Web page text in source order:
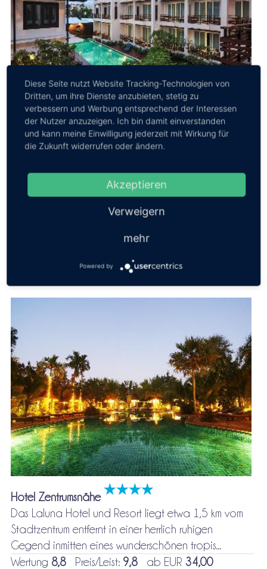
Hotel Zentrum
Eine tolle Lage hat das 2-stöckige Le Patta Hotel ,
förmige Haus ist um einen kleineren aber fe...
Wertung
8,2
Hotel Zentrumsnähe
Das Laluna Hotel und Resort liegt etwa 1,5 km vom
Stadtzentrum entfernt in einer herrlich ruhigen
Gegend inmitten eines wunderschönen tropis...
Wertung 8,8Preis/Leist: 9,8ab EUR 34,00
Diese Seite nutzt Website Tracking-Technologien von
Dritten, um ihre Dienste anzubieten, stetig zu
verbessern und Werbung entsprechend der Interessen
der Nutzer anzuzeigen. Ich bin damit einverstanden
und kann meine Einwilligung jederzeit mit Wirkung für
die Zukunft widerrufen oder ändern.
Akzeptieren
Verweigern
mehr
Powered by